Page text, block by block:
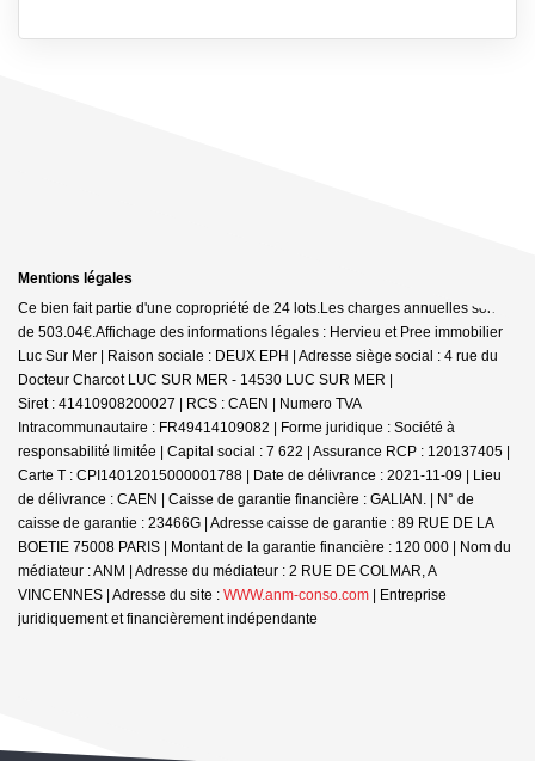
Mentions légales
Ce bien fait partie d'une copropriété de 24 lots.Les charges annuelles sont
de 503.04€.Affichage des informations légales : Hervieu et Pree immobilier
Luc Sur Mer | Raison sociale : DEUX EPH | Adresse siège social : 4 rue du
Docteur Charcot LUC SUR MER - 14530 LUC SUR MER |
Siret : 41410908200027 | RCS : CAEN | Numero TVA
Intracommunautaire : FR49414109082 | Forme juridique : Société à
responsabilité limitée | Capital social : 7 622 | Assurance RCP : 120137405 |
Carte T : CPI14012015000001788 | Date de délivrance : 2021-11-09 | Lieu
de délivrance : CAEN | Caisse de garantie financière : GALIAN. | N° de
caisse de garantie : 23466G | Adresse caisse de garantie : 89 RUE DE LA
BOETIE 75008 PARIS | Montant de la garantie financière : 120 000 | Nom du
médiateur : ANM | Adresse du médiateur : 2 RUE DE COLMAR, A
VINCENNES | Adresse du site : WWW.anm-conso.com | Entreprise
juridiquement et financièrement indépendante